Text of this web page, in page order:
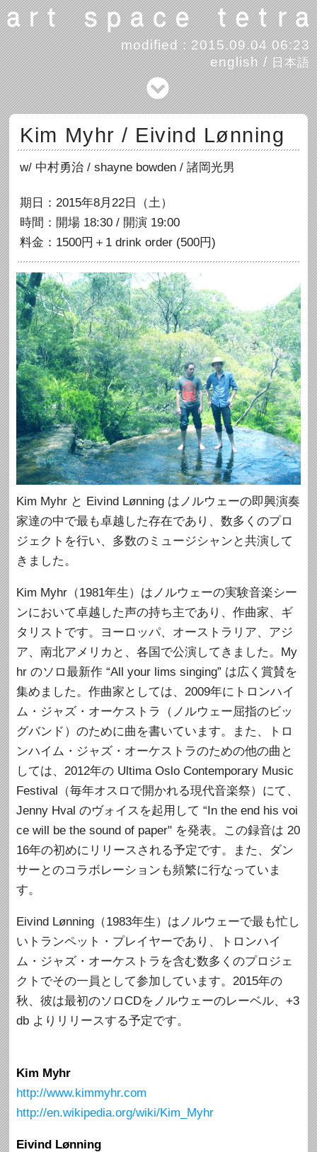
modified : 2015.09.04 06:23
english/日本語
Kim Myhr / Eivind Lønning
w/ 中村勇治 / shayne bowden / 諸岡光男
期日：2015年8月22日（土）
時間：開場 18:30 / 開演 19:00
料金：1500円＋1 drink order (500円)
Kim Myhr と Eivind Lønning はノルウェーの即興演奏
家達の中で最も卓越した存在であり、数多くのプロ
ジェクトを行い、多数のミュージシャンと共演して
きました。
Kim Myhr（1981年生）はノルウェーの実験音楽シー
ンにおいて卓越した声の持ち主であり、作曲家、ギ
タリストです。ヨーロッパ、オーストラリア、アジ
ア、南北アメリカと、各国で公演してきました。My
hr のソロ最新作 “All your lims singing” は広く賞賛を
集めました。作曲家としては、2009年にトロンハイ
ム・ジャズ・オーケストラ（ノルウェー屈指のビッ
グバンド）のために曲を書いています。また、トロ
ンハイム・ジャズ・オーケストラのための他の曲と
しては、2012年の Ultima Oslo Contemporary Music
Festival（毎年オスロで開かれる現代音楽祭）にて、
Jenny Hval のヴォイスを起用して “In the end his voi
ce will be the sound of paper" を発表。この録音は 20
16年の初めにリリースされる予定です。また、ダン
サーとのコラボレーションも頻繁に行なっていま
す。
Eivind Lønning（1983年生）はノルウェーで最も忙し
いトランペット・プレイヤーであり、トロンハイ
ム・ジャズ・オーケストラを含む数多くのプロジェ
クトでその一員として参加しています。2015年の
秋、彼は最初のソロCDをノルウェーのレーベル、+3
db よりリリースする予定です。
Kim Myhr
http://www.kimmyhr.com
http://en.wikipedia.org/wiki/Kim_Myhr
Eivind Lønning